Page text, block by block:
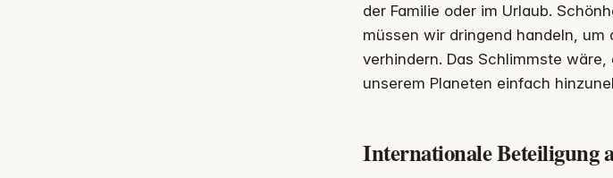
der Familie oder im Urlaub.
müssen wir dringend handeln,
verhindern. Das Schlimmste
unserem Planeten einfach
Internationale Beteiligung